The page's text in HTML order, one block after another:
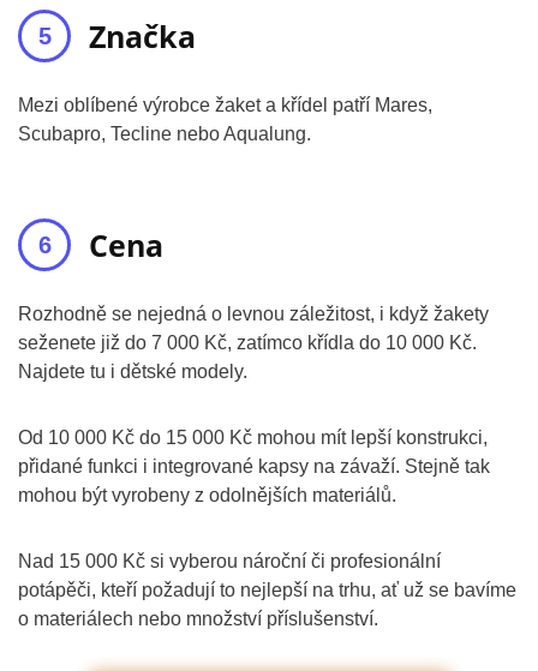
Značka
Mezi oblíbené výrobce žaket a křídel patří Mares,
Scubapro, Tecline nebo Aqualung.
Cena
Rozhodně se nejedná o levnou záležitost, i když žakety
seženete již do 7 000 Kč, zatímco křídla do 10 000 Kč.
Najdete tu i dětské modely.
Od 10 000 Kč do 15 000 Kč mohou mít lepší konstrukci,
přidané funkci i integrované kapsy na závaží. Stejně tak
mohou být vyrobeny z odolnějších materiálů.
Nad 15 000 Kč si vyberou nároční či profesionální
potápěči, kteří požadují to nejlepší na trhu, ať už se bavíme
o materiálech nebo množství příslušenství.